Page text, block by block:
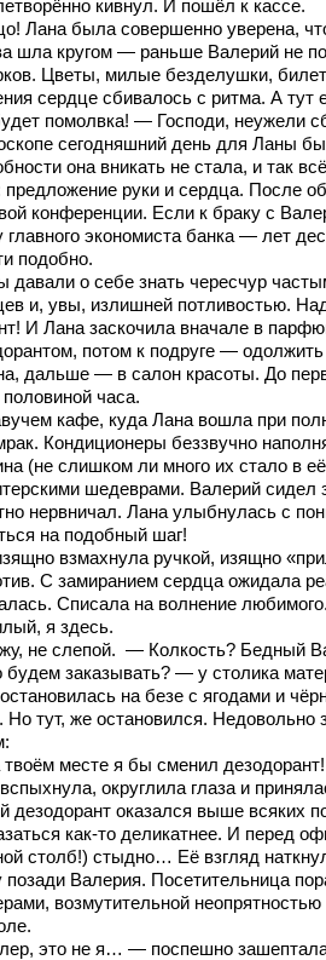
кивнул. И пошёл к кассе.
Лана была совершенно уверена,
шла кругом — раньше Валерий не
Цветы, милые безделушки,
сердце сбивалось с ритма. А
помолвка! — Господи, неужели
сегодняшний день для Ланы
она вникать не стала, и так
предложение руки и сердца. После
конференции. Если к браку с
главного экономиста банка — лет
подобно.
давали о себе знать чересчур
и, увы, излишней потливостью.
И Лана заскочила вначале в
потом к подруге —
дальше — в салон красоты. До
часа.
кафе, куда Лана вошла при
Кондиционеры беззвучно
(не слишком ли много их стало в
шедеврами. Валерий сидел
нервничал. Лана улыбнулась с
на подобный шаг!
взмахнула ручкой, изящно
С замиранием сердца ожидала
Списала на волнение любимого.
я здесь.
не слепой. — Колкость? Бедный
заказывать? — у столика
на безе с ягодами и
Но тут, же остановился. Недовольно
месте я бы сменил дезодорант!
округлила глаза и
дезодорант оказался выше всяких
как-то деликатнее. И перед
столб!) стыдно… Её взгляд
позади Валерия. Посетительница
возмутительной неопрятностью
это не я… — поспешно зашептала